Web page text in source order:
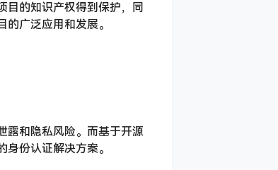
目的知识产权得到保护，同
广泛应用和发展。
露和隐私风险。而基于开源
份认证解决方案。